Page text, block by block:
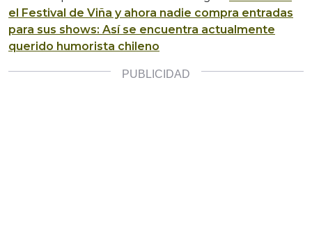
el Festival de Viña y ahora nadie compra entradas
para sus shows: Así se encuentra actualmente
querido humorista chileno